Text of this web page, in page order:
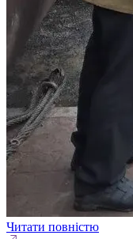
Читати повністю